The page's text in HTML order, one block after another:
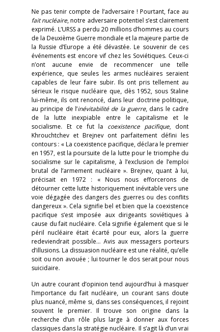
Ne pas tenir compte de l’adversaire ! Pourtant, face au
fait nucléaire, notre adversaire potentiel s’est clairement
exprimé. L’URSS a perdu 20 millions d’hommes au cours
de la Deuxième Guerre mondiale et la majeure partie de
la Russie d’Europe a été dévastée. Le souvenir de ces
événements est encore vif chez les Soviétiques. Ceux-ci
n’ont aucune envie de recommencer une telle
expérience, que seules les armes nucléaires seraient
capables de leur faire subir. Ils ont pris tellement au
sérieux le risque nucléaire que, dès 1952, sous Staline
lui-même, ils ont renoncé, dans leur doctrine politique,
au principe de l’inévitabilité de la guerre, dans le cadre
de la lutte inexpiable entre le capitalisme et le
socialisme. Et ce fut la coexistence pacifique, dont
Khrouchtchev et Brejnev ont parfaitement défini les
contours : « La coexistence pacifique, déclara le premier
en 1957, est la poursuite de la lutte pour le triomphe du
socialisme sur le capitalisme, à l’exclusion de l’emploi
brutal de l’armement nucléaire ». Brejnev, quant à lui,
précisait en 1972 : « Nous nous efforcerons de
détourner cette lutte historiquement inévitable vers une
voie dégagée des dangers des guerres ou des conflits
dangereux ». Cela signifie bel et bien que la coexistence
pacifique s’est imposée aux dirigeants soviétiques à
cause du fait nucléaire. Cela signifie également que si le
péril nucléaire était écarté pour eux, alors la guerre
redeviendrait possible… Avis aux messagers porteurs
d’illusions. La dissuasion nucléaire est une réalité, qu’elle
soit ou non avouée ; lui tourner le dos serait pour nous
suicidaire.
Un autre courant d’opinion tend aujourd’hui à masquer
l’importance du fait nucléaire, un courant sans doute
plus nuancé, même si, dans ses conséquences, il rejoint
souvent le premier. Il trouve son origine dans la
recherche d’un rôle plus large à donner aux forces
classiques dans la stratégie nucléaire. Il s’agit là d’un vrai